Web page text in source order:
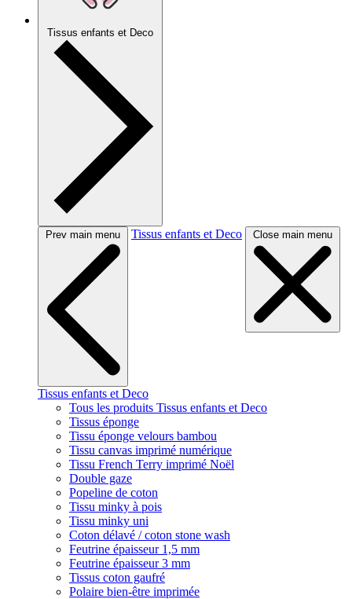
Tissus enfants et Deco
Prev main menu Tissus enfants et Deco Close main menu
Tissus enfants et Deco
Tous les produits Tissus enfants et Deco
Tissus éponge
Tissu éponge velours bambou
Tissu canvas imprimé numérique
Tissu French Terry imprimé Noël
Double gaze
Popeline de coton
Tissu minky à pois
Tissu minky uni
Coton délavé / coton stone wash
Feutrine épaisseur 1,5 mm
Feutrine épaisseur 3 mm
Tissus coton gaufré
Polaire bien-être imprimée